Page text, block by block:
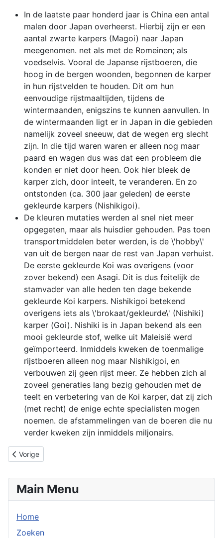
In de laatste paar honderd jaar is China een antal
malen door Japan overheerst. Hierbij zijn er een
aantal zwarte karpers (Magoi) naar Japan
meegenomen. net als met de Romeinen; als
voedselvis. Vooral de Japanse rijstboeren, die
hoog in de bergen woonden, begonnen de karper
in hun rijstvelden te houden. Dit om hun
eenvoudige rijstmaaltijden, tijdens de
wintermaanden, enigszins te kunnen aanvullen. In
de wintermaanden ligt er in Japan in die gebieden
namelijk zoveel sneeuw, dat de wegen erg slecht
zijn. In die tijd waren waren er alleen nog maar
paard en wagen dus was dat een probleem die
konden er niet door heen. Ook hier bleek de
karper zich, door inteelt, te veranderen. En zo
ontstonden (ca. 300 jaar geleden) de eerste
gekleurde karpers (Nishikigoi).
De kleuren mutaties werden al snel niet meer
opgegeten, maar als huisdier gehouden. Pas toen
transportmiddelen beter werden, is de \'hobby\'
van uit de bergen naar de rest van Japan verhuist.
De eerste gekleurde Koi was overigens (voor
zover bekend) een Asagi. Dit is dus feitelijk de
stamvader van alle heden ten dage bekende
gekleurde Koi karpers. Nishikigoi betekend
overigens iets als \'brokaat/gekleurde\' (Nishiki)
karper (Goi). Nishiki is in Japan bekend als een
mooi gekleurde stof, welke uit Maleisië werd
geïmporteerd. Inmiddels kweken de toenmalige
rijstboeren alleen nog maar Nishikigoi, en
verbouwen zij geen rijst meer. Ze hebben zich al
zoveel generaties lang bezig gehouden met de
teelt en verbetering van de Koi karper, dat zij zich
(met recht) de enige echte specialisten mogen
noemen. de afstammelingen van de boeren die nu
verder kweken zijn inmiddels miljonairs.
Vorig artikel: De Japanse Koi, symbool van voorspoed en geluk
Vorige
Main Menu
Home
Zoeken